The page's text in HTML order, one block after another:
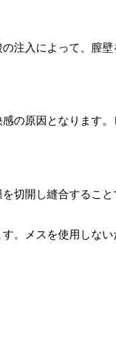
注入によって、膣
の原因となります
切開し縫合するこ
。メスを使用しな